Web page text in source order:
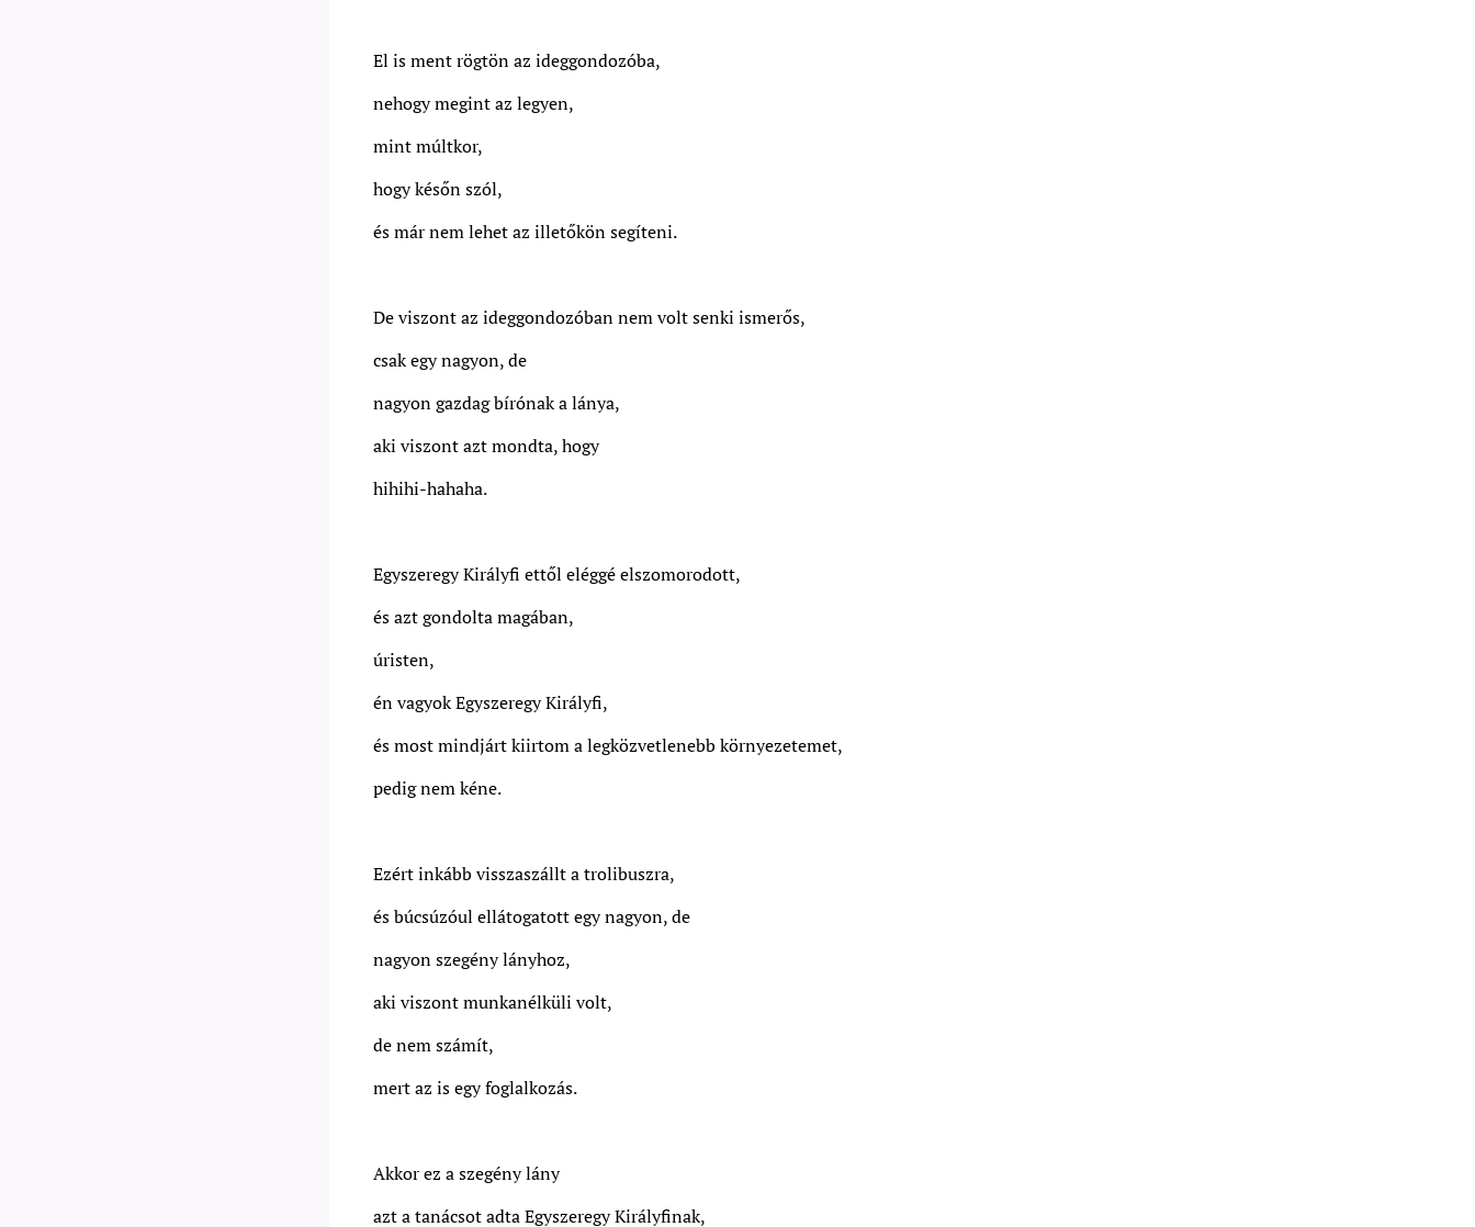
El is ment rögtön az ideggondozóba,
nehogy megint az legyen,
mint múltkor,
hogy későn szól,
és már nem lehet az illetőkön segíteni.
De viszont az ideggondozóban nem volt senki ismerős,
csak egy nagyon, de
nagyon gazdag bírónak a lánya,
aki viszont azt mondta, hogy
hihihi-hahaha.
Egyszeregy Királyfi ettől eléggé elszomorodott,
és azt gondolta magában,
úristen,
én vagyok Egyszeregy Királyfi,
és most mindjárt kiirtom a legközvetlenebb környezetemet,
pedig nem kéne.
Ezért inkább visszaszállt a trolibuszra,
és búcsúzóul ellátogatott egy nagyon, de
nagyon szegény lányhoz,
aki viszont munkanélküli volt,
de nem számít,
mert az is egy foglalkozás.
Akkor ez a szegény lány
azt a tanácsot adta Egyszeregy Királyfinak,